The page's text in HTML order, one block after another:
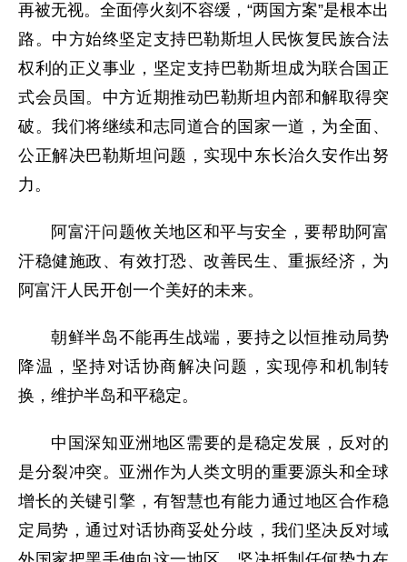
再被无视。全面停火刻不容缓，“两国方案”是根本出
路。中方始终坚定支持巴勒斯坦人民恢复民族合法
权利的正义事业，坚定支持巴勒斯坦成为联合国正
式会员国。中方近期推动巴勒斯坦内部和解取得突
破。我们将继续和志同道合的国家一道，为全面、
公正解决巴勒斯坦问题，实现中东长治久安作出努
力。
阿富汗问题攸关地区和平与安全，要帮助阿富
汗稳健施政、有效打恐、改善民生、重振经济，为
阿富汗人民开创一个美好的未来。
朝鲜半岛不能再生战端，要持之以恒推动局势
降温，坚持对话协商解决问题，实现停和机制转
换，维护半岛和平稳定。
中国深知亚洲地区需要的是稳定发展，反对的
是分裂冲突。亚洲作为人类文明的重要源头和全球
增长的关键引擎，有智慧也有能力通过地区合作稳
定局势，通过对话协商妥处分歧，我们坚决反对域